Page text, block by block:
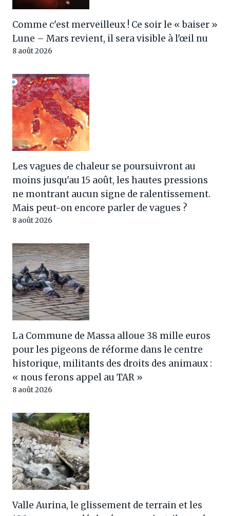
Comme c'est merveilleux ! Ce soir le « baiser »
Lune – Mars revient, il sera visible à l'œil nu
8 août 2026
Les vagues de chaleur se poursuivront au
moins jusqu'au 15 août, les hautes pressions
ne montrant aucun signe de ralentissement.
Mais peut-on encore parler de vagues ?
8 août 2026
La Commune de Massa alloue 38 mille euros
pour les pigeons de réforme dans le centre
historique, militants des droits des animaux :
« nous ferons appel au TAR »
8 août 2026
Valle Aurina, le glissement de terrain et les